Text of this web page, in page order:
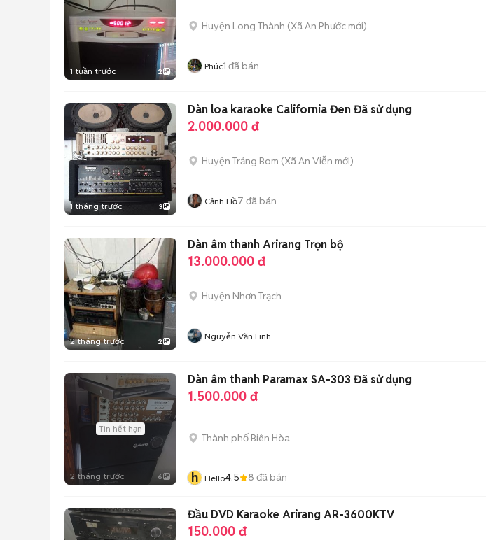
1 tuần trước 2
Huyện Long Thành (Xã An Phước mới)
Phúc1 đã bán
1 tháng trước 3
Dàn loa karaoke California Đen Đã sử dụng
2.000.000 đ
Huyện Trảng Bom (Xã An Viễn mới)
Cảnh Hồ7 đã bán
2 tháng trước 2
Dàn âm thanh Arirang Trọn bộ
13.000.000 đ
Huyện Nhơn Trạch
Nguyễn Văn Linh
Tin hết hạn
2 tháng trước 6
Dàn âm thanh Paramax SA-303 Đã sử dụng
1.500.000 đ
Thành phố Biên Hòa
h Hello4.5 8 đã bán
Đầu DVD Karaoke Arirang AR-3600KTV
150.000 đ